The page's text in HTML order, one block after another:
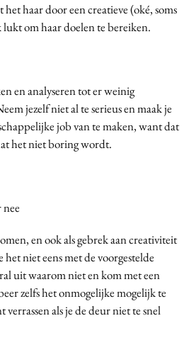
haar door een creatieve (oké, soms
om haar doelen te bereiken.
en analyseren tot er weinig
jezelf niet al te serieus en maak je
job van te maken, want dat
het nietboringwordt.
nee
en ook als gebrek aan creativiteit
niet eens met de voorgestelde
uit waarom niet en kom met een
zelfs het onmogelijke mogelijk te
verrassen als je de deur niet te snel